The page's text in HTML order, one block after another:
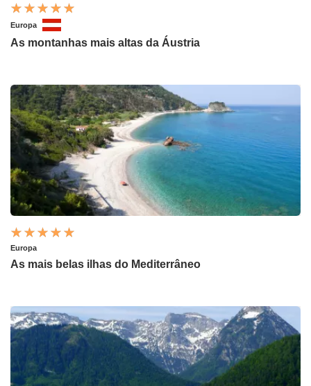
Europa
As montanhas mais altas da Áustria
Europa
As mais belas ilhas do Mediterrâneo